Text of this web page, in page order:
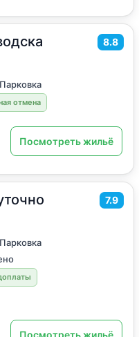
8.8
отмена
Посмотреть жильё
7.9
Посмотреть жильё